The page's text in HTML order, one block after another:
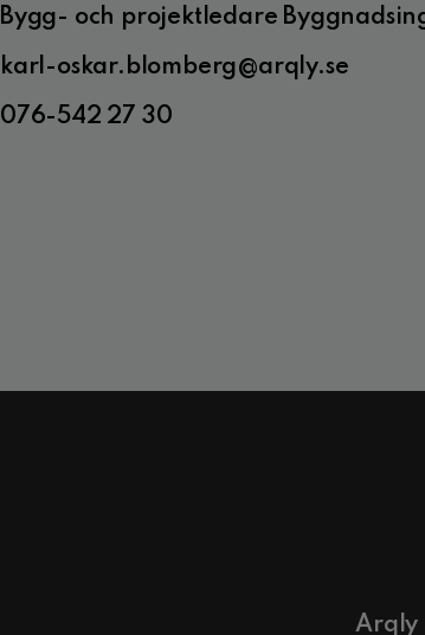
Bygg- och projektledare
karl-oskar.blomberg@arqly.se
076-542 27 30
Arqly